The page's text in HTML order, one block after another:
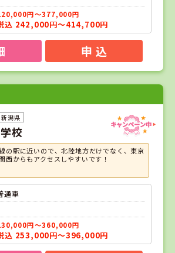
円～377,000円
込 242,000円～414,700円
申 込
新潟県
校
の駅に近いので、北陸地方だけでなく、東京
西からもアクセスしやすいです！
通車
円～360,000円
込 253,000円～396,000円